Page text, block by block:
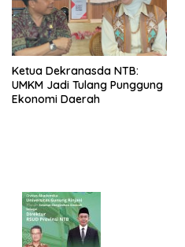
Ketua Dekranasda NTB:
UMKM Jadi Tulang Punggung
Ekonomi Daerah